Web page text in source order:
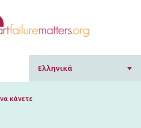
Ελληνικά
κάνετε